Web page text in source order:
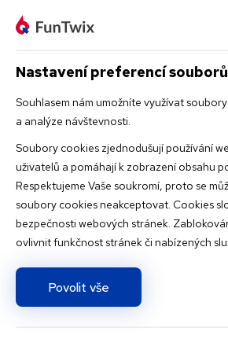
Nastavení preferencí
Souhlasem nám umožníte využívat
a analýze návštevnosti.
Soubory cookies zjednodušují používání
uživatelů a pomáhají k zobrazení obsahu
Respektujeme Vaše soukromí, proto se
soubory cookies neakceptovat. Cookies
bezpečnosti webových stránek.
ovlivnit funkčnost stránek či nabízených
Povolit vše